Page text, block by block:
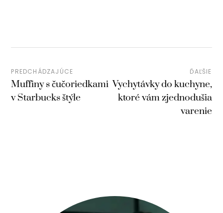
PREDCHÁDZAJÚCE
Muffiny s čučoriedkami
v Starbucks štýle
ĎAĽŠIE
Vychytávky do kuchyne,
ktoré vám zjednodušia
varenie